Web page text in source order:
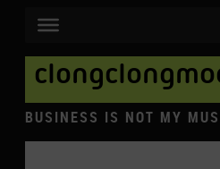
BUSINESS IS NOT MY